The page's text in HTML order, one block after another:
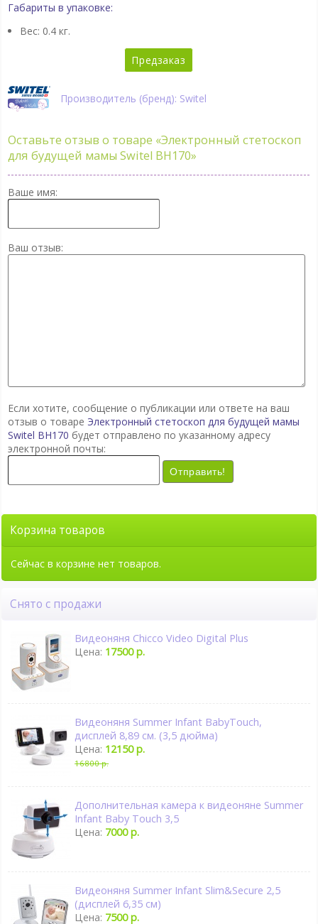
Габариты в упаковке:
Вес: 0.4 кг.
Предзаказ
Производитель (бренд): Switel
Оставьте отзыв о товаре «Электронный стетоскоп
для будущей мамы Switel BH170»
Ваше имя:
Ваш отзыв:
Если хотите, сообщение о публикации или ответе на ваш
отзыв о товаре Электронный стетоскоп для будущей мамы
Switel BH170 будет отправлено по указанному адресу
электронной почты:
Отправить!
Корзина товаров
Сейчас в корзине нет товаров.
Снято с продажи
Видеоняня Chicco Video Digital Plus
Цена: 17500 р.
Видеоняня Summer Infant BabyTouch,
дисплей 8,89 см. (3,5 дюйма)
Цена: 12150 р.
16800 р.
Дополнительная камера к видеоняне Summer
Infant Baby Touch 3,5
Цена: 7000 р.
Видеоняня Summer Infant Slim&Secure 2,5
(дисплей 6,35 см)
Цена: 7500 р.